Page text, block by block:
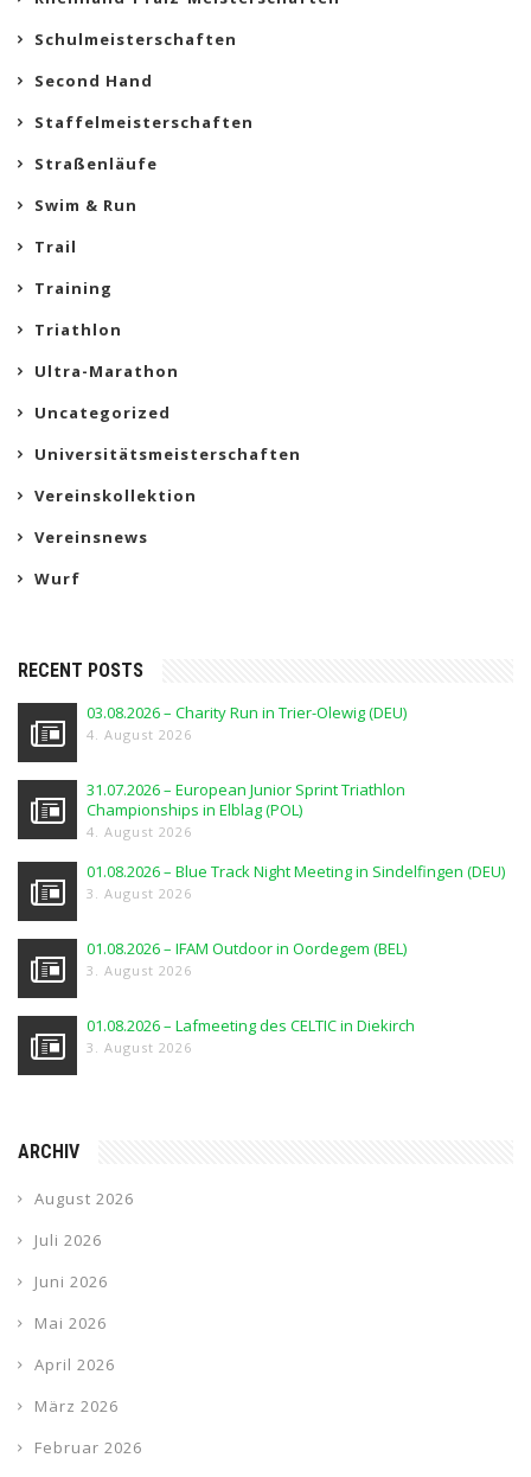
Schulmeisterschaften
Second Hand
Staffelmeisterschaften
Straßenläufe
Swim & Run
Trail
Training
Triathlon
Ultra-Marathon
Uncategorized
Universitätsmeisterschaften
Vereinskollektion
Vereinsnews
Wurf
RECENT POSTS
03.08.2026 – Charity Run in Trier-Olewig (DEU)
4. August 2026
31.07.2026 – European Junior Sprint Triathlon
Championships in Elblag (POL)
4. August 2026
01.08.2026 – Blue Track Night Meeting in Sindelfingen (DEU)
3. August 2026
01.08.2026 – IFAM Outdoor in Oordegem (BEL)
3. August 2026
01.08.2026 – Lafmeeting des CELTIC in Diekirch
3. August 2026
ARCHIV
August 2026
Juli 2026
Juni 2026
Mai 2026
April 2026
März 2026
Februar 2026